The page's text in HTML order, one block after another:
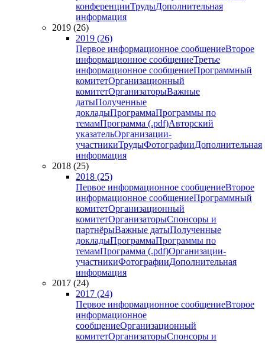
конференцииТрудыДополнительная
информация
2019 (26)
2019 (26)
Первое информационное сообщениеВторое
информационное сообщениеТретье
информационное сообщениеПрограммный
комитетОрганизационный
комитетОрганизаторыВажные
датыПолученные
докладыПрограммаПрограммы по
темамПрограмма (.pdf)Авторский
указательОрганизации-
участникиТрудыФотографииДополнительная
информация
2018 (25)
2018 (25)
Первое информационное сообщениеВторое
информационное сообщениеПрограммный
комитетОрганизационный
комитетОрганизаторыСпонсоры и
партнёрыВажные датыПолученные
докладыПрограммаПрограммы по
темамПрограмма (.pdf)Организации-
участникиФотографииДополнительная
информация
2017 (24)
2017 (24)
Первое информационное сообщениеВторое
информационное
сообщениеОрганизационный
комитетОрганизаторыСпонсоры и